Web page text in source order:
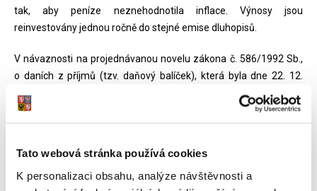
Tato webová stránka používá cookies
K personalizaci obsahu, analýze návštěvnosti a
tak, aby peníze neznehodnotila inflace. Výnosy jsou
reinvestovány jednou ročně do stejné emise dluhopisů.
V návaznosti na projednávanou novelu zákona č. 586/1992 Sb.,
o daních z příjmů (tzv. daňový balíček), která byla dne 22. 12.
2020 přijata Poslaneckou sněmovnou Parlamentu České
republiky,
budou výnosy státních dluhopisů vydaných po nabytí
účinnosti novely osvobozeny od daně z příjmů, a tudíž z nich
doposud. Výnosy aktuálně nabízených emisí Dluhopisu Republiky
jsou tedy stanoveny tak, aby reflektovaly novou daňovou úpravu,